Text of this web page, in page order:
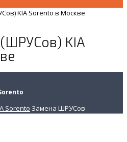
KIA Sorento в Москве
KIA
Sorento Замена ШРУСов